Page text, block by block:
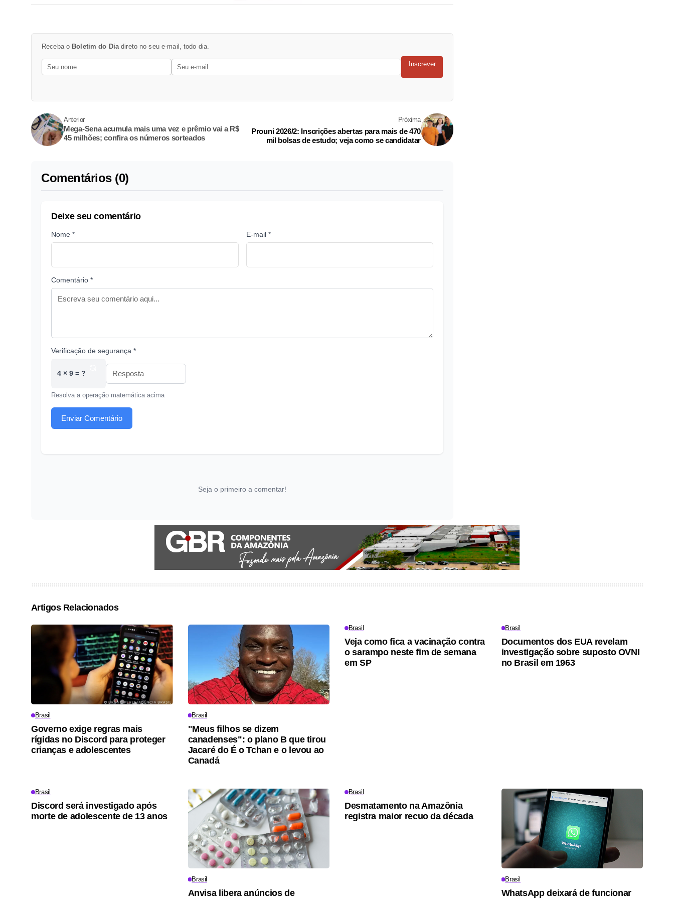
Receba o Boletim do Diadireto no seu e-mail, todo dia.
Inscrever
Anterior
Mega-Sena acumula mais uma vez e prêmio vai a R$
45 milhões; confira os números sorteados
Próxima
Prouni 2026/2: Inscrições abertas para mais de 470
mil bolsas de estudo; veja como se candidatar
Comentários (0)
Deixe seu comentário
Nome * E-mail *
Comentário *
Verificação de segurança *
4 × 9 = ?
Resolva a operação matemática acima
Enviar Comentário
Seja o primeiro a comentar!
Artigos Relacionados
Brasil
Governo exige regras mais
rígidas no Discord para proteger
crianças e adolescentes
Brasil
"Meus filhos se dizem
canadenses": o plano B que tirou
Jacaré do É o Tchan e o levou ao
Canadá
Brasil
Veja como fica a vacinação contra
o sarampo neste fim de semana
em SP
Brasil
Documentos dos EUA revelam
investigação sobre suposto OVNI
no Brasil em 1963
Brasil
Discord será investigado após
morte de adolescente de 13 anos
Brasil
Anvisa libera anúncios de
Brasil
Desmatamento na Amazônia
registra maior recuo da década
Brasil
WhatsApp deixará de funcionar